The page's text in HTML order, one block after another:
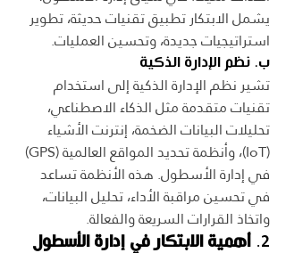
يشمل الابتكار تطبيق تقنيات حديثة، تطوير
استراتيجيات جديدة، وتحسين العمليات.
ب. نظم الإدارة الذكية
تشير نظم الإدارة الذكية إلى استخدام
تقنيات متقدمة مثل الذكاء الاصطناعي،
تحليلات البيانات الضخمة، إنترنت الأشياء
(IoT)، وأنظمة تحديد المواقع العالمية (GPS)
في إدارة الأسطول. هذه الأنظمة تساعد
في تحسين مراقبة الأداء، تحليل البيانات،
واتخاذ القرارات السريعة والفعالة.
2. أهمية الابتكار في إدارة الأسطول